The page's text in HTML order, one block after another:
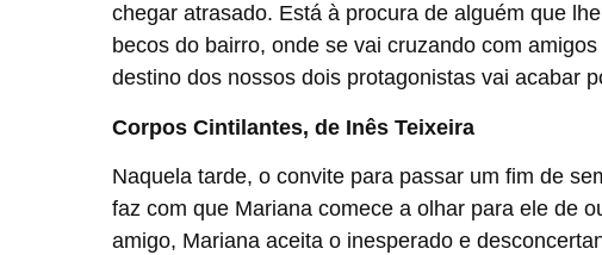
chegar atrasado. Está à procura de alguém que
becos do bairro, onde se vai cruzando com
destino dos nossos dois protagonistas vai acabar
Corpos Cintilantes, de Inês Teixeira
Naquela tarde, o convite para passar um fim de
faz com que Mariana comece a olhar para ele de
amigo, Mariana aceita o inesperado e